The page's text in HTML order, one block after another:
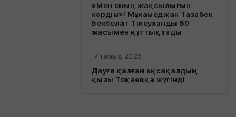
«Мен оның жақсылығын
көрдім»: Мұхамеджан Тазабек
Бекболат Тілеуханды 60
жасымен құттықтады
7 тамыз, 2026
Дауға қалған ақсақалдың
қызы Тоқаевқа жүгінді